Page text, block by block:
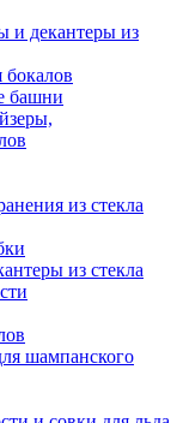
декантеры из
бокалов
башни
из стекла
из стекла
шампанского